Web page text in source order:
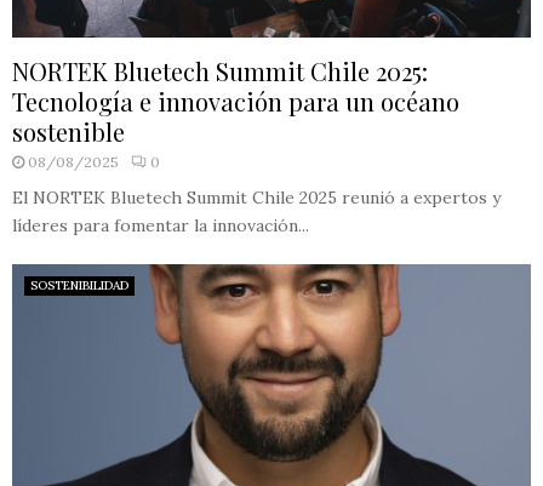
NORTEK Bluetech Summit Chile 2025:
Tecnología e innovación para un océano
sostenible
08/08/2025 0
El NORTEK Bluetech Summit Chile 2025 reunió a expertos y
líderes para fomentar la innovación...
SOSTENIBILIDAD